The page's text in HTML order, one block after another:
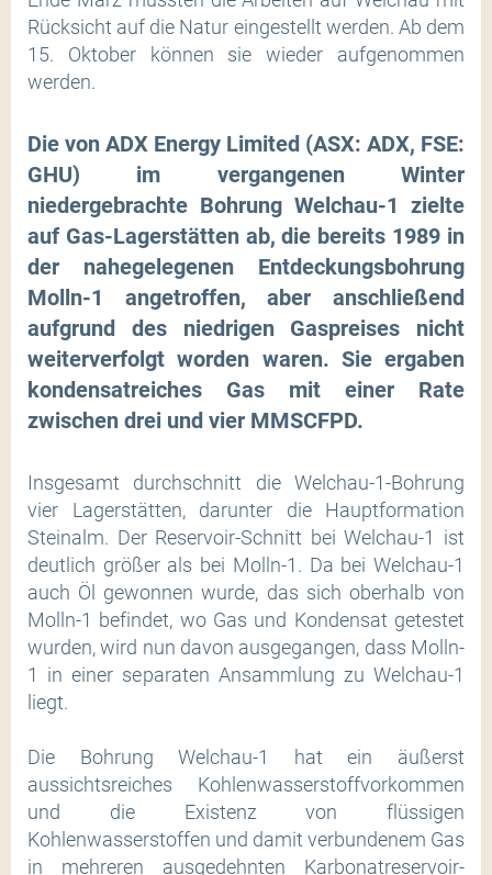
Rücksicht auf die Natur eingestellt werden. Ab dem
15. Oktober können sie wieder aufgenommen
werden.
Die von ADX Energy Limited (ASX: ADX, FSE:
GHU) im vergangenen Winter
niedergebrachte Bohrung Welchau-1 zielte
auf Gas-Lagerstätten ab, die bereits 1989 in
der nahegelegenen Entdeckungsbohrung
Molln-1 angetroffen, aber anschließend
aufgrund des niedrigen Gaspreises nicht
weiterverfolgt worden waren. Sie ergaben
kondensatreiches Gas mit einer Rate
zwischen drei und vier MMSCFPD.
Insgesamt durchschnitt die Welchau-1-Bohrung
vier Lagerstätten, darunter die Hauptformation
Steinalm. Der Reservoir-Schnitt bei Welchau-1 ist
deutlich größer als bei Molln-1. Da bei Welchau-1
auch Öl gewonnen wurde, das sich oberhalb von
Molln-1 befindet, wo Gas und Kondensat getestet
wurden, wird nun davon ausgegangen, dass Molln-
1 in einer separaten Ansammlung zu Welchau-1
liegt.
Die Bohrung Welchau-1 hat ein äußerst
aussichtsreiches Kohlenwasserstoffvorkommen
und die Existenz von flüssigen
Kohlenwasserstoffen und damit verbundenem Gas
in mehreren ausgedehnten Karbonatreservoir-